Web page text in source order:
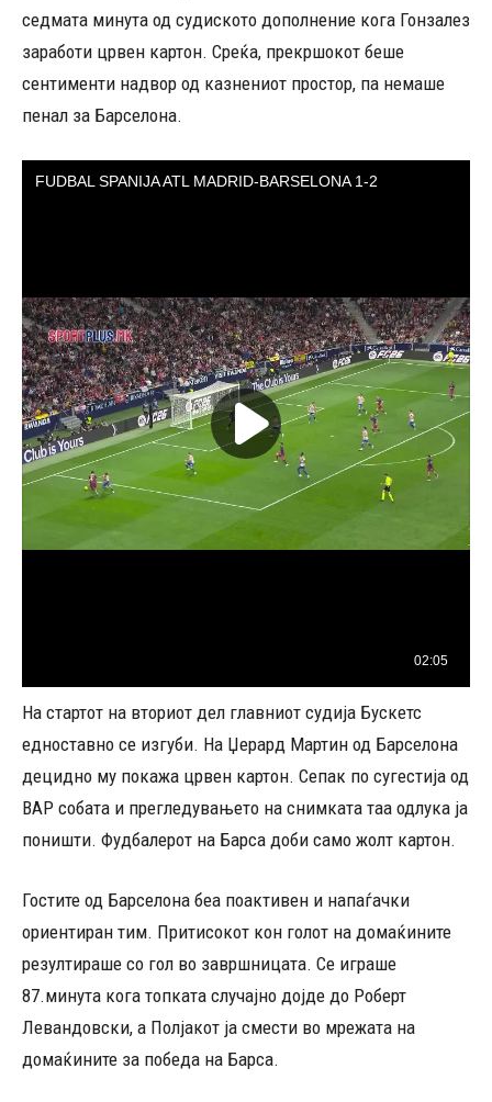
седмата минута од судиското дополнение кога Гонзалез
заработи црвен картон. Среќа, прекршокот беше
сентименти надвор од казнениот простор, па немаше
пенал за Барселона.
На стартот на вториот дел главниот судија Бускетс
едноставно се изгуби. На Џерард Мартин од Барселона
децидно му покажа црвен картон. Сепак по сугестија од
ВАР собата и прегледувањето на снимката таа одлука ја
поништи. Фудбалерот на Барса доби само жолт картон.
Гостите од Барселона беа поактивен и напаѓачки
ориентиран тим. Притисокот кон голот на домаќините
резултираше со гол во завршницата. Се играше
87.минута кога топката случајно дојде до Роберт
Левандовски, а Полјакот ја смести во мрежата на
домаќините за победа на Барса.